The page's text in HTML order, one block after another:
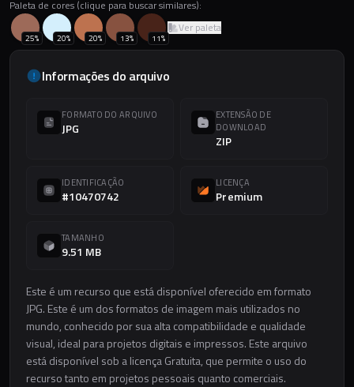
Paleta de cores (clique para buscar similares):
25% 20% 20% 13% 11%
Ver paleta
Informações do arquivo
FORMATO DO ARQUIVO
JPG
EXTENSÃO DE
DOWNLOAD
ZIP
IDENTIFICAÇÃO
#10470742
LICENÇA
Premium
TAMANHO
9.51 MB
Este é um recurso que está disponível oferecido em formato
JPG. Este é um dos formatos de imagem mais utilizados no
mundo, conhecido por sua alta compatibilidade e qualidade
visual, ideal para projetos digitais e impressos. Este arquivo
está disponível sob a licença Gratuita, que permite o uso do
recurso tanto em projetos pessoais quanto comerciais.